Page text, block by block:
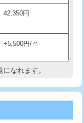
13,200円
16,500円
22,000円
22,000円
42,350円
+5,500円/ｍ
現地調査
なれます。